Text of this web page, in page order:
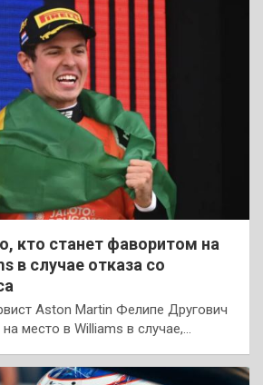
кто станет фаворитом на
в случае отказа со
Aston Martin Фелипе Другович
место в Williams в случае,…